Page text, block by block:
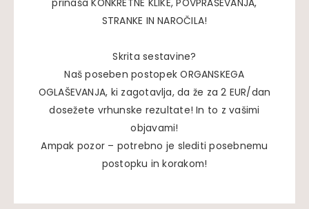
prinaša KONKRETNE KLIKE, POVPRAŠEVANJA,
STRANKE IN NAROČILA!
Skrita sestavine?
Naš poseben postopek ORGANSKEGA
OGLAŠEVANJA, ki zagotavlja, da že za 2 EUR/dan
dosežete vrhunske rezultate! In to z vašimi
objavami!
Ampak pozor – potrebno je slediti posebnemu
postopku in korakom!